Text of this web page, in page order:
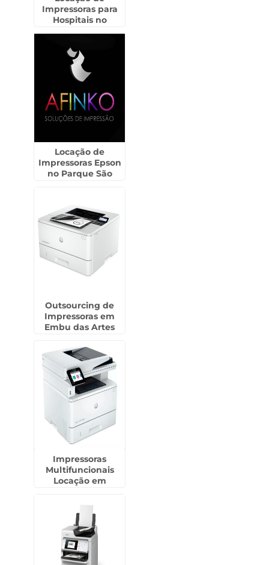
Impressoras para
Hospitais no
Locação de
Impressoras Epson
no Parque São
Outsourcing de
Impressoras em
Embu das Artes
Impressoras
Multifuncionais
Locação em